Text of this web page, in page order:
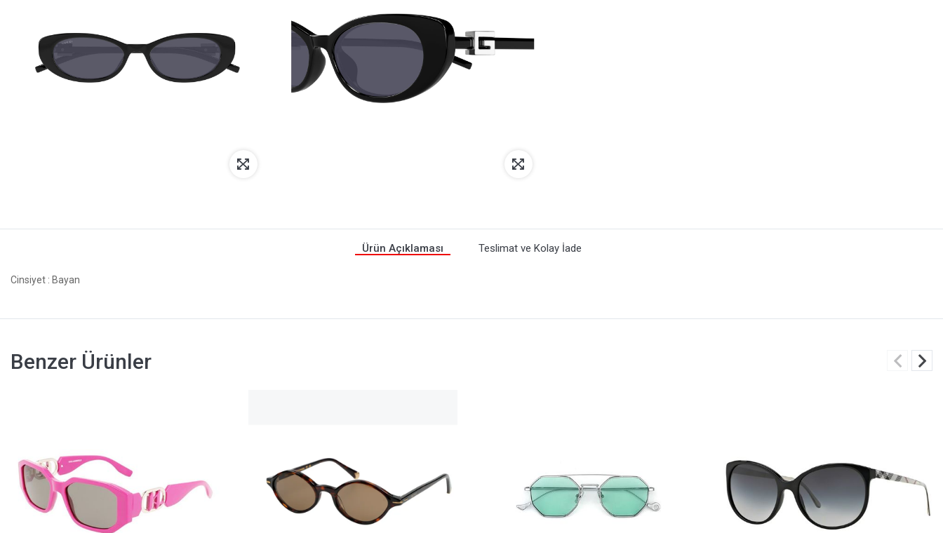
Ürün Açıklaması Teslimat ve Kolay İade
Cinsiyet : Bayan
Benzer Ürünler